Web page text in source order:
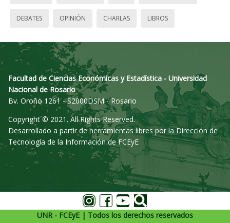
DEBATES OPINIÓN CHARLAS LIBROS
Facultad de Ciencias Económicas y Estadística - Universidad
Nacional de Rosario
Bv. Oroño 1261 - S2000DSM - Rosario
Copyright © 2021. All Rights Reserved.
Desarrollado a partir de herramientas libres por la Dirección de
Tecnología de la Información de FCEyE
UNR - FCEyE | Todos los derechos reservados